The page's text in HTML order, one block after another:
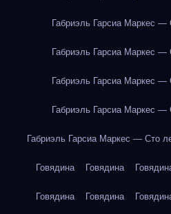
Габриэль Гарсиа Маркес —
Габриэль Гарсиа Маркес —
Габриэль Гарсиа Маркес —
Габриэль Гарсиа Маркес —
Габриэль Гарсиа Маркес — Сто
Говядина Говядина
Говядина Говядина